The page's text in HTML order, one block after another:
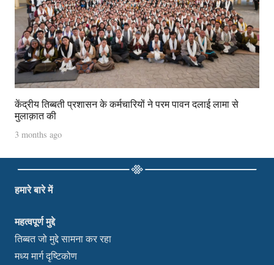
केंद्रीय तिब्बती प्रशासन के कर्मचारियों ने परम पावन दलाई लामा से
मुलाक़ात की
3 months ago
हमारे बारे में
महत्वपूर्ण मुद्दे
तिब्बत जो मुद्दे सामना कर रहा
मध्य मार्ग दृष्टिकोण